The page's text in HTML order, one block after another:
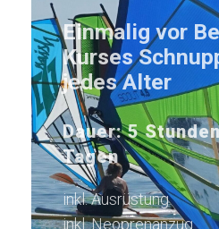
Einmalig vor
Kurses
jedes Alter
Dauer: 5
Tagen
inkl. Ausrüstung
inkl. Neoprenanzug